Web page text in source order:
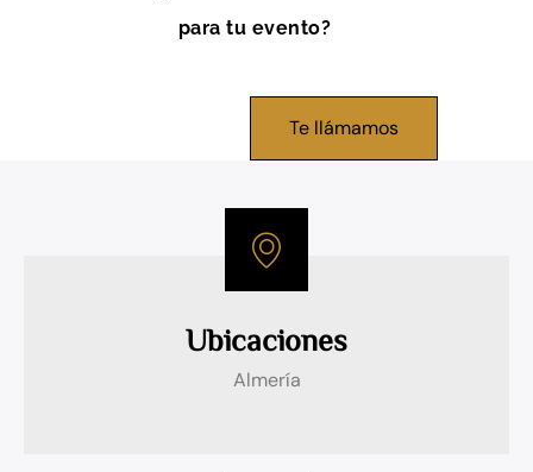
para tu evento?
Te llámamos
Ubicaciones
Almería